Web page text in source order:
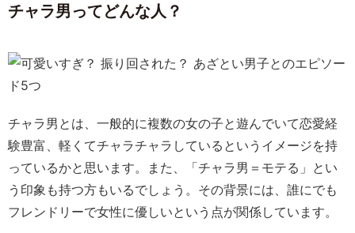
チャラ男ってどんな人？
チャラ男とは、一般的に複数の女の子と遊んでいて恋愛経
験豊富、軽くてチャラチャラしているというイメージを持
っているかと思います。また、「チャラ男＝モテる」とい
う印象も持つ方もいるでしょう。その背景には、誰にでも
フレンドリーで女性に優しいという点が関係しています。